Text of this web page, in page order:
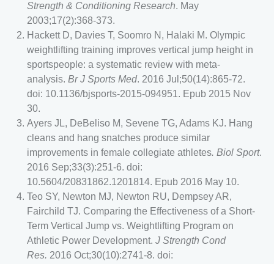
Strength & Conditioning Research. May
2003;17(2):368-373.
Hackett D, Davies T, Soomro N, Halaki M. Olympic
weightlifting training improves vertical jump height in
sportspeople: a systematic review with meta-
analysis. Br J Sports Med. 2016 Jul;50(14):865-72.
doi: 10.1136/bjsports-2015-094951. Epub 2015 Nov
30.
Ayers JL, DeBeliso M, Sevene TG, Adams KJ. Hang
cleans and hang snatches produce similar
improvements in female collegiate athletes. Biol Sport.
2016 Sep;33(3):251-6. doi:
10.5604/20831862.1201814. Epub 2016 May 10.
Teo SY, Newton MJ, Newton RU, Dempsey AR,
Fairchild TJ. Comparing the Effectiveness of a Short-
Term Vertical Jump vs. Weightlifting Program on
Athletic Power Development. J Strength Cond
Res. 2016 Oct;30(10):2741-8. doi: